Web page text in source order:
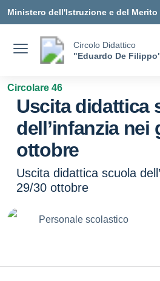
Ministero dell'Istruzione e del Merito
Circolo Didattico
"Eduardo De
Circolare 46
Uscita didattica
dell’infanzia nei
ottobre
Uscita didattica scuola
29/30 ottobre
Personale scolastico